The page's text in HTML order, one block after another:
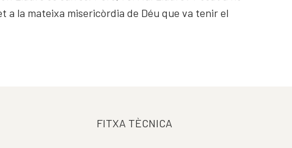
a la mateixa misericòrdia de Déu que va tenir el
FITXA TÈCNICA